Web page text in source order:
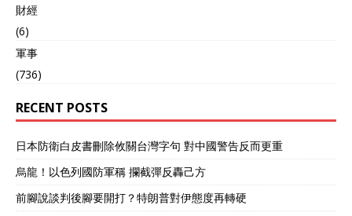
財經
(6)
軍事
(736)
RECENT POSTS
日本防衛白皮書刪除攸關台灣字句 對中國警告反而更重
烏龍！以色列國防軍稱 攔截彈反轟己方
前腳說談判後腳要開打？特朗普對伊態度再轉硬